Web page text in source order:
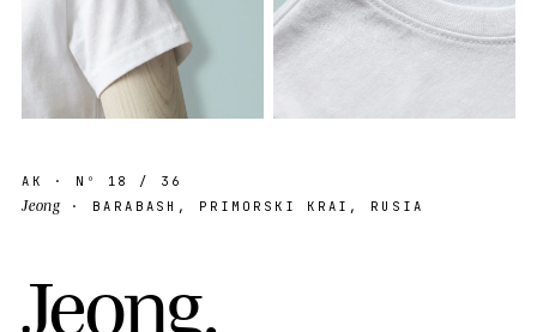
AK · Nº 18 / 36
Jeong· BARABASH, PRIMORSKI KRAI, RUSIA
Jeong.